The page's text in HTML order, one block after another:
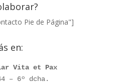
Pie de Página"]
en:
Vita et Pax
– 6º dcha.